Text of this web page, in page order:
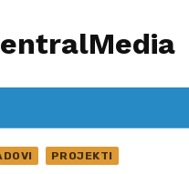
PROJEKTI